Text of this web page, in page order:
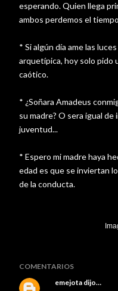
esperando. Quien llega
ambos perdemos el
* Si algún día ame las
arquetípica, hoy solo pido
caótico.
* ¿Soñara Amadeus
su madre? O sera igual
juventud...
* Espero mi madre haya
edad es que se inviertan
de la conducta.
COMENTARIOS
emejota dijo…